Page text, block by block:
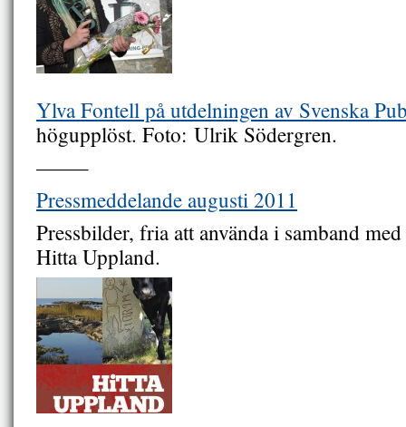
Ylva Fontell på utdelningen av Svenska
högupplöst. Foto: Ulrik Södergren.
——–
Pressmeddelande augusti 2011
Pressbilder, fria att använda i samband
Hitta Uppland.